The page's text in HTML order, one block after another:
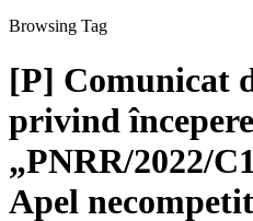
Browsing Tag
[P] Comunicat
privind
„PNRR/2022/
Apel